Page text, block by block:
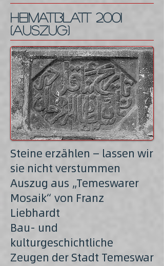
Heimatblatt 2001
(Auszug)
Steine erzählen — lassen wir
sie nicht verstummen
Auszug aus „Temeswarer
Mosaik“ von Franz
Liebhardt
Bau- und
kulturgeschichtliche
Zeugen der Stadt Temeswar